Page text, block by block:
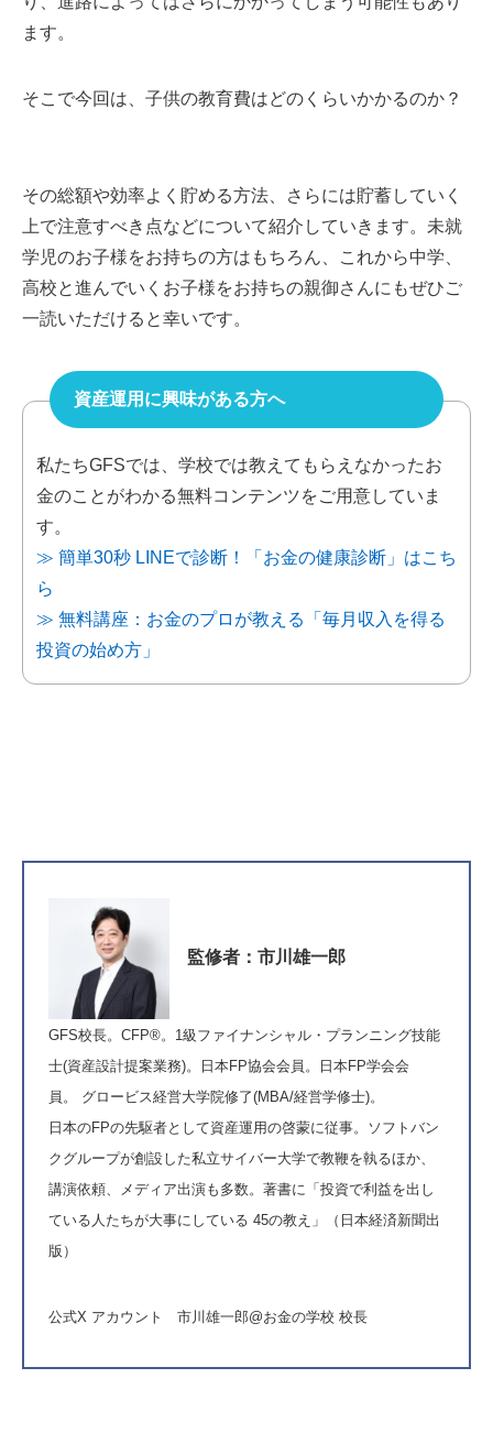
ます。
そこで今回は、子供の教育費はどのくらいかかるのか？
その総額や効率よく貯める方法、さらには貯蓄していく
上で注意すべき点などについて紹介していきます。未就
学児のお子様をお持ちの方はもちろん、これから中学、
高校と進んでいくお子様をお持ちの親御さんにもぜひご
一読いただけると幸いです。
資産運用に興味がある方へ
私たちGFSでは、学校では教えてもらえなかったお
金のことがわかる無料コンテンツをご用意していま
す。
≫ 簡単30秒 LINEで診断！「お金の健康診断」はこち
ら
≫ 無料講座：お金のプロが教える「毎月収入を得る
投資の始め方」
監修者：市川雄一郎
GFS校長。CFP®。1級ファイナンシャル・プランニング技能
士(資産設計提案業務)。
日本FP協会会員。日本FP学会会
員。 グロービス経営大学院修了(MBA/経営学修士)。
日本のFPの先駆者として資産運用の啓蒙に従事。ソフトバン
クグループが創設した私立サイバー大学で教鞭を執るほか、
講演依頼、メディア出演も多数。著書に 「投資で利益を出し
ている人たちが大事にしている 45の教え」（日本経済新聞出
版）
公式X アカウント 市川雄一郎@お金の学校 校長